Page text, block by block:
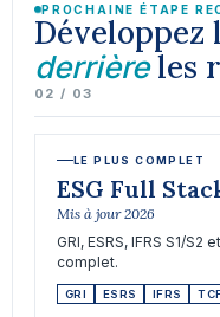
PROCHAINE ÉTAPE
Développez
derrièreles
02 / 03
LE PLUS COMPLET
ESG Full
Mis à jour 2026
GRI, ESRS, IFRS S1/
complet.
GRI ESRS IFRS